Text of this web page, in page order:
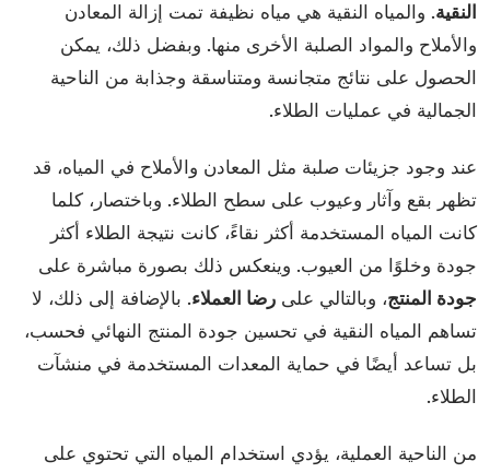
النقية. والمياه النقية هي مياه نظيفة تمت إزالة المعادن
والأملاح والمواد الصلبة الأخرى منها. وبفضل ذلك، يمكن
الحصول على نتائج متجانسة ومتناسقة وجذابة من الناحية
الجمالية في عمليات الطلاء.
عند وجود جزيئات صلبة مثل المعادن والأملاح في المياه، قد
تظهر بقع وآثار وعيوب على سطح الطلاء. وباختصار، كلما
كانت المياه المستخدمة أكثر نقاءً، كانت نتيجة الطلاء أكثر
جودة وخلوًا من العيوب. وينعكس ذلك بصورة مباشرة على
جودة المنتج، وبالتالي على رضا العملاء. بالإضافة إلى ذلك، لا
تساهم المياه النقية في تحسين جودة المنتج النهائي فحسب،
بل تساعد أيضًا في حماية المعدات المستخدمة في منشآت
الطلاء.
من الناحية العملية، يؤدي استخدام المياه التي تحتوي على